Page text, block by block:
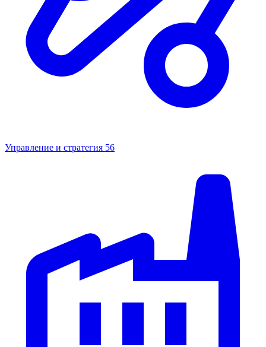
Управление и стратегия 56